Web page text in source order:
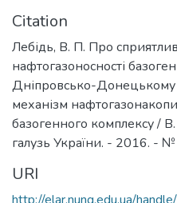
Citation
Лебідь, В. П. Про
нафтогазоносності
Дніпровсько-Донецькому
механізм
базогенного комплексу /
галузь України. - 2016. -
URI